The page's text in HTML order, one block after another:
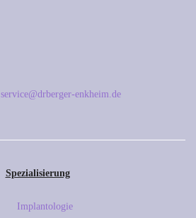
service@drberger-enkheim.de
Spezialisierung
Implantologie